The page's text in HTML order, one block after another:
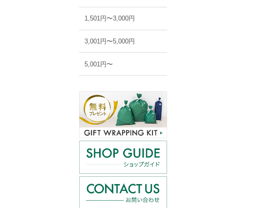
1,501円〜3,000円
3,001円〜5,000円
5,001円〜